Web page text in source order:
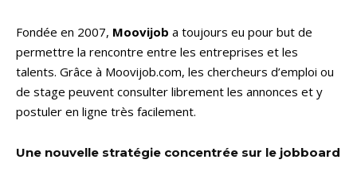
Fondée en 2007, Moovijob a toujours eu pour but de
permettre la rencontre entre les entreprises et les
talents. Grâce à Moovijob.com, les chercheurs d’emploi ou
de stage peuvent consulter librement les annonces et y
postuler en ligne très facilement.
Une nouvelle stratégie concentrée sur le jobboard